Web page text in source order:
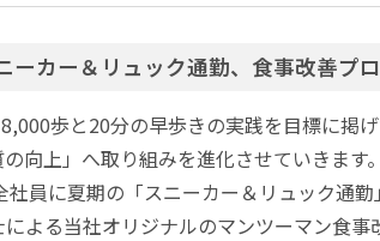
カー＆リュック通勤、食事改善プ
歩と20分の早歩きの実践を目標に掲
向上」へ取り組みを進化させていきます。
員に夏期の「スニーカー＆リュック通
よる当社オリジナルのマンツーマン食